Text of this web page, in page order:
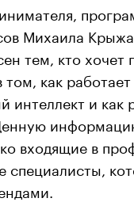
Михаила
тем, кто хочет
том, как
интеллект и как
входящие в
специалисты,